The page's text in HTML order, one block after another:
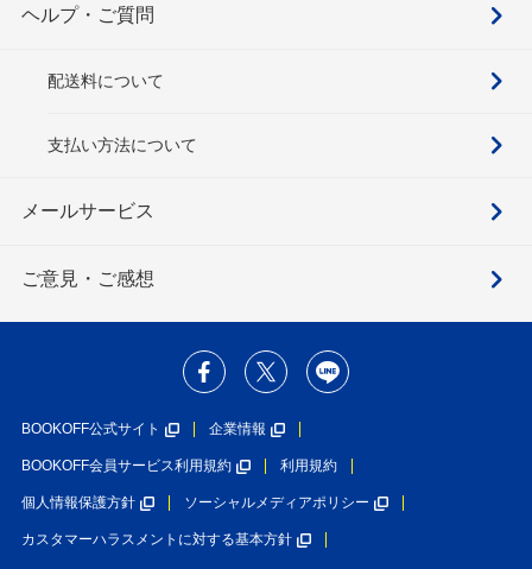
ヘルプ・ご質問
配送料について
支払い方法について
メールサービス
ご意見・ご感想
BOOKOFF公式サイト 企業情報
BOOKOFF会員サービス利用規約 利用規約
個人情報保護方針 ソーシャルメディアポリシー
カスタマーハラスメントに対する基本方針